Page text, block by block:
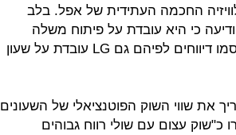
החכמה העתידית של אפל. בלב
כי היא עובדת על פיתוח משלה
בתחום, Galaxy Watch. לאחרונה התפרסמו דיווחים לפיהם גם LG עובדת על שעון
את שווי השוק הפוטנציאלי של השעונים
כ"שוק עצום עם שולי רווח גבוהים